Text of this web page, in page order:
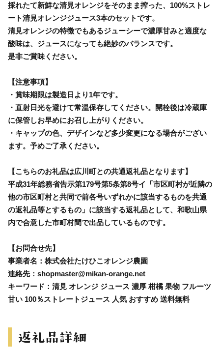
採れたて新鮮な清見オレンジをそのまま搾った、100%ストレ
ート清見オレンジジュース3本のセットです。
清見オレンジの特徴でもあるジューシーで濃厚甘みと適度な
酸味は、ジュースになっても絶妙のバランスです。
是非ご賞味ください。
【注意事項】
・賞味期限は製造日より1年です。
・直射日光を避けて常温保存してください。開栓後は冷蔵庫
に保管しお早めにお召し上がりください。
・キャップの色、デザインなど多少変更になる場合がござい
ます。予めご了承ください。
【こちらのお礼品は広川町との共通返礼品となります】
平成31年総務省告示第179号第5条第8号イ「市区町村が近隣の
他の市区町村と共同で前各号いずれかに該当するものを共通
の返礼品等とするもの」に該当する返礼品として、和歌山県
内で合意した市町村間で出品しているものです。
【お問合せ先】
事業者名：株式会社たけひこオレンジ農園
連絡先：shopmaster@mikan-orange.net
キーワード：清見 オレンジ ジュース 濃厚 柑橘 果物 フルーツ
甘い 100％ストレートジュース 人気 おすすめ 送料無料